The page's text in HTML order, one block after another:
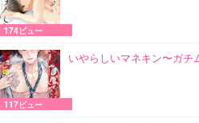
174ビュー
いやらしいマネキン〜ガチ
117ビュー